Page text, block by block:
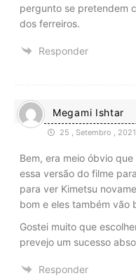
pergunto se pretendem
dos ferreiros.
Responder
Megami Ishtar
25 , Setembro ,
Bem, era meio óbvio
essa versão do filme
para ver Kimetsu
bom e eles também vão
Gostei muito que
prevejo um sucesso
Responder